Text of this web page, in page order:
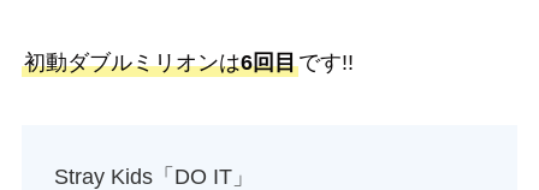
初動ダブルミリオンは6回目です!!
Stray Kids「DO IT」